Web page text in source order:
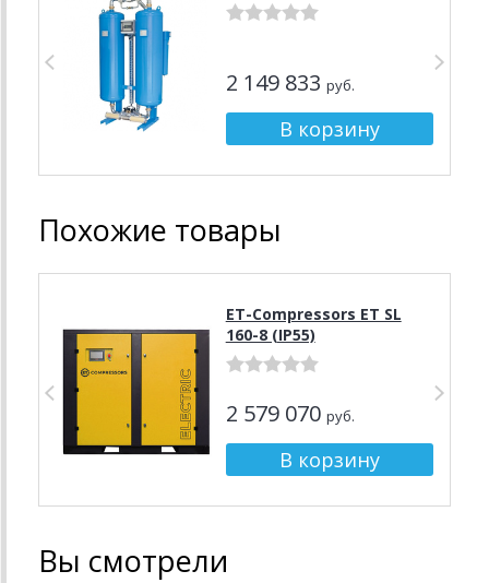
2 149 833 руб.
Похожие товары
ET-Compressors ET SL
160-8 (IP55)
2 579 070 руб.
Вы смотрели